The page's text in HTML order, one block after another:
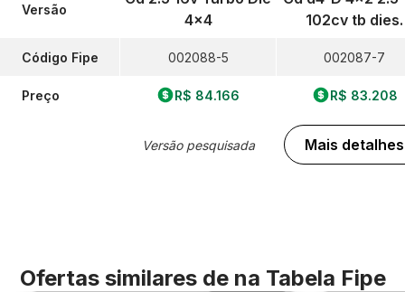
Versão
Código Fipe
Preço
4x4
002088-5
R$ 84.166
Versão pesquisada
102cv tb dies.
002087-7
R$ 83.208
Mais detalhes
Ofertas similares de na Tabela Fipe
Foto 360º